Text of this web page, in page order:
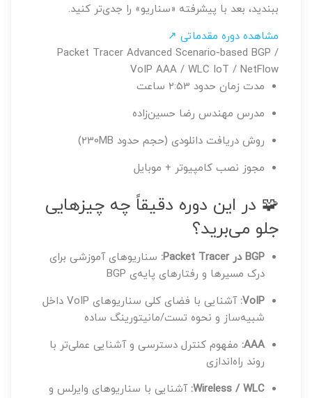
ببندید، بعد با پیشرفته «سناریو» را جدی‌تر کنید.
مشاهده دوره مقدماتی ↗
Packet Tracer Advanced Scenario-based BGP /
VoIP AAA / WLC IoT / NetFlow
مدت زمان حدود 2:53 ساعت
مدرس مهندس رضا حسین‌زاده
روش دریافت دانلودی (حجم حدود 230MB)
مجوز نصب کامپیوتر + موبایل
🧩 در این دوره دقیقاً چه چیزهایی
جلو می‌برید؟
BGP در Packet Tracer:
سناریوهای آموزشی برای
درک مسیرها و رفتارهای پایه‌ی BGP
VoIP:
آشنایی با فضای کلی سناریوهای VoIP داخل
شبیه‌ساز و نحوه تست/مانیتورینگ ساده
AAA: مفهوم کنترل دسترسی و آشنایی عملی‌تر با
روند راه‌اندازی
Wireless / WLC: آشنایی با سناریوهای وایرلس و